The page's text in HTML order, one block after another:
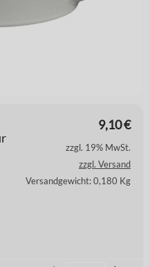
9,10€
zzgl. 19% MwSt.
zzgl. Versand
Versandgewicht: 0,180 Kg